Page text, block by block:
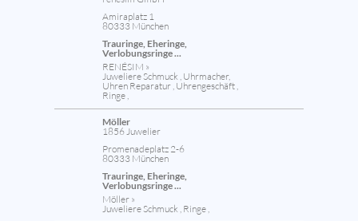
Amiraplatz 1
80333 München
Trauringe, Eheringe,
Verlobungsringe ...
RENÉSIM »
Juweliere Schmuck , Uhrmacher,
Uhren Reparatur , Uhrengeschäft ,
Ringe ,
Möller
1856 Juwelier
Promenadeplatz 2-6
80333 München
Trauringe, Eheringe,
Verlobungsringe ...
Möller »
Juweliere Schmuck , Ringe ,